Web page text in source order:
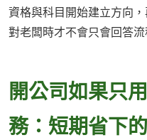
資格與科目開始建立方向
對老闆時才不會只會回答
開公司如果只
務：短期省下